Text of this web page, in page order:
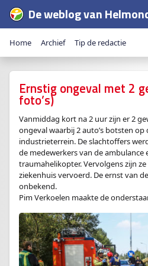
De weblog van
Home Archief Tip de redactie
Ernstig ongeval met 2
foto’s)
Vanmiddag kort na 2 uur zijn er 2
ongeval waarbij 2 auto’s botsten op
industrieterrein. De slachtoffers
de medewerkers van de ambulance
traumahelikopter. Vervolgens zijn
ziekenhuis vervoerd. De ernst van
onbekend.
Pim Verkoelen maakte de